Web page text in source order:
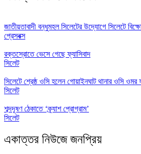
জাতীয়তাবাদী বন্ধুমহল সিলেটের উদ্যোগে সিলেটে
প্রেসবক্স
রক্তস্রোতে ভেসে গেছে ফ্যাসিবাদ
সিলেট
সিলেটে শ্রেষ্ঠ ওসি হলেন গোয়াইনঘাট থানার ওসি
সিলেট
শব্দদূষণ ঠেকাতে ‘ক্র্যাশ প্রোগ্রাম’
সিলেট
একাত্তর নিউজে জনপ্রিয়